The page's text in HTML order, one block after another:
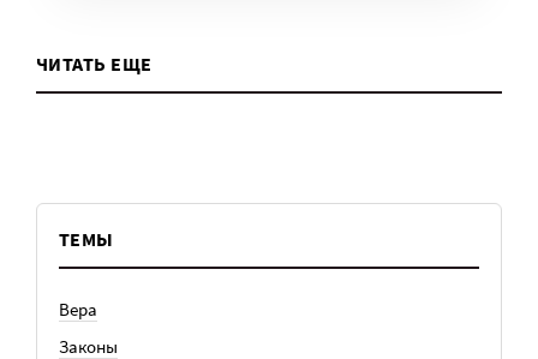
ЧИТАТЬ ЕЩЕ
ТЕМЫ
Вера
Законы